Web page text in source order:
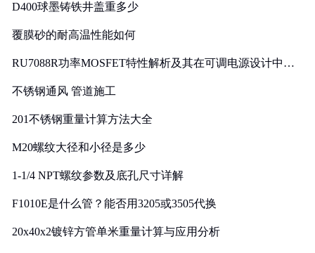
D400球墨铸铁井盖重多少
覆膜砂的耐高温性能如何
RU7088R功率MOSFET特性解析及其在可调电源设计中的
不锈钢通风 管道施工
201不锈钢重量计算方法大全
M20螺纹大径和小径是多少
1-1/4 NPT螺纹参数及底孔尺寸详解
F1010E是什么管？能否用3205或3505代换
20x40x2镀锌方管单米重量计算与应用分析